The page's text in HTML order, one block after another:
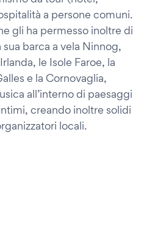
a persone comuni.
gli ha permesso inoltre di
barca a vela Ninnog,
le Isole Faroe, la
e la Cornovaglia,
all’interno di paesaggi
creando inoltre solidi
locali.